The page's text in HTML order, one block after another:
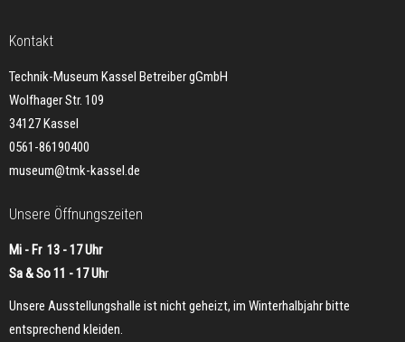
Kontakt
Technik-Museum Kassel Betreiber gGmbH
Wolfhager Str. 109
34127 Kassel
0561-86190400
museum@tmk-kassel.de
Unsere Öffnungszeiten
Mi - Fr 13 - 17 Uhr
Sa & So 11 - 17 Uhr
Unsere Ausstellungshalle ist nicht geheizt, im Winterhalbjahr bitte
entsprechend kleiden.